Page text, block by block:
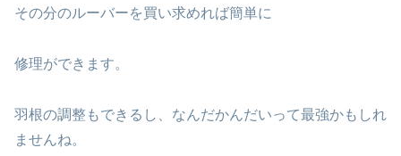
その分のルーバーを買い求めれば簡単に
修理ができます。
羽根の調整もできるし、なんだかんだいって最強かもしれ
ませんね。